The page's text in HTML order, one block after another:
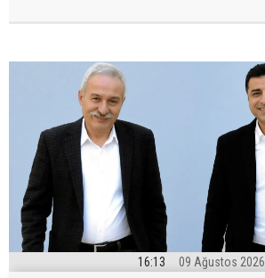
16:13 09 Ağustos 2026